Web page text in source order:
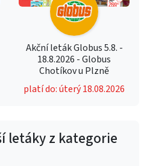
Akční leták Globus 5.8. -
18.8.2026 - Globus
Chotíkov u Plzně
platí do: úterý 18.08.2026
letáky z kategorie